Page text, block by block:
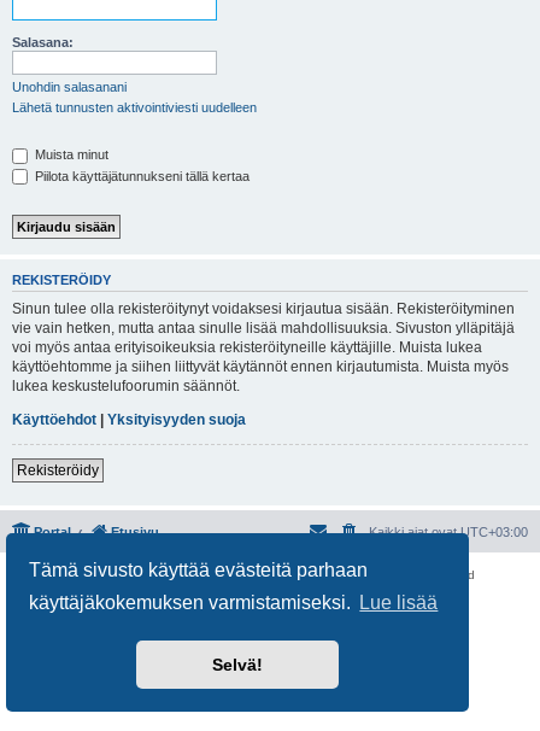
Tämä sivusto käyttää evästeitä parhaan
käyttäjäkokemuksen varmistamiseksi.
Lue lisää
Selvä!
Salasana:
Unohdin salasanani
Lähetä tunnusten aktivointiviesti uudelleen
Muista minut
Piilota käyttäjätunnukseni tällä kertaa
REKISTERÖIDY
Sinun tulee olla rekisteröitynyt voidaksesi kirjautua sisään. Rekisteröityminen
vie vain hetken, mutta antaa sinulle lisää mahdollisuuksia. Sivuston ylläpitäjä
voi myös antaa erityisoikeuksia rekisteröityneille käyttäjille. Muista lukea
käyttöehtomme ja siihen liittyvät käytännöt ennen kirjautumista. Muista myös
lukea keskustelufoorumin säännöt.
Käyttöehdot | Yksityisyyden suoja
Rekisteröidy
Portal Etusivu Kaikki ajat ovatUTC+03:00
Keskustelufoorumin ohjelmistophpBB® Forum Software © phpBB Limited
Käännös: phpBB Suomi (lurttinen, harritapio, Pettis)